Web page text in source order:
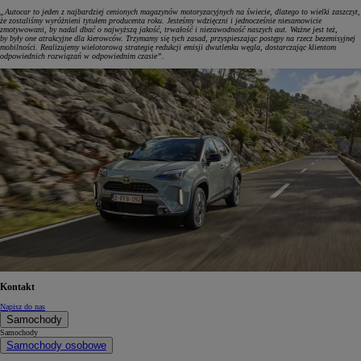
„Autocar to jeden z najbardziej cenionych magazynów motoryzacyjnych na świecie, dlatego to wielki zaszczyt,
że zostaliśmy wyróżnieni tytułem producenta roku. Jesteśmy wdzięczni i jednocześnie niesamowicie
zmotywowani, by nadal dbać o najwyższą jakość, trwałość i niezawodność naszych aut. Ważne jest też,
by były one atrakcyjne dla kierowców. Trzymamy się tych zasad, przyspieszając postępy na rzecz bezemisyjnej
mobilności. Realizujemy wielotorową strategię redukcji emisji dwutlenku węgla, dostarczając klientom
odpowiednich rozwiązań w odpowiednim czasie”.
Kontakt
Napisz do nas
Samochody
Samochody
Samochody osobowe